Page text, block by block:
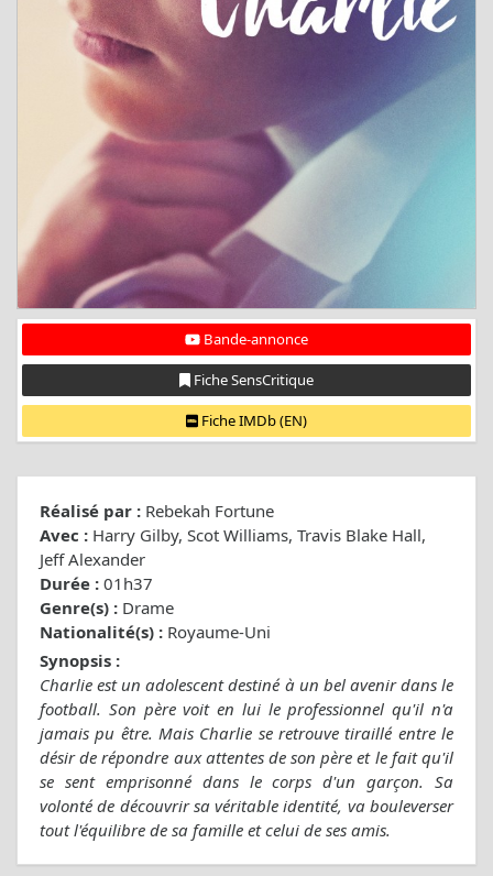
Bande-annonce
Fiche SensCritique
Fiche IMDb (EN)
Réalisé par : Rebekah Fortune
Avec : Harry Gilby, Scot Williams, Travis Blake Hall,
Jeff Alexander
Durée : 01h37
Genre(s) : Drame
Nationalité(s) : Royaume-Uni
Synopsis :
Charlie est un adolescent destiné à un bel avenir dans le
football. Son père voit en lui le professionnel qu'il n'a
jamais pu être. Mais Charlie se retrouve tiraillé entre le
désir de répondre aux attentes de son père et le fait qu'il
se sent emprisonné dans le corps d'un garçon. Sa
volonté de découvrir sa véritable identité, va bouleverser
tout l'équilibre de sa famille et celui de ses amis.